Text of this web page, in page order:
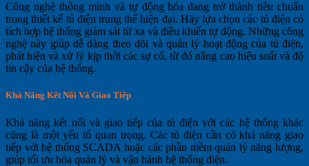
Công nghệ thông minh và tự động hóa đang trở thành tiêu chuẩn
trong thiết kế tủ điện trung thế hiện đại. Hãy lựa chọn các tủ điện có
tích hợp hệ thống giám sát từ xa và điều khiển tự động. Những công
nghệ này giúp dễ dàng theo dõi và quản lý hoạt động của tủ điện,
phát hiện và xử lý kịp thời các sự cố, từ đó nâng cao hiệu suất và độ
tin cậy của hệ thống.
Khả Năng Kết Nối Và Giao Tiếp
Khả năng kết nối và giao tiếp của tủ điện với các hệ thống khác
cũng là một yếu tố quan trọng. Các tủ điện cần có khả năng giao
tiếp với hệ thống SCADA hoặc các phần mềm quản lý năng lượng,
giúp tối ưu hóa quản lý và vận hành hệ thống điện.